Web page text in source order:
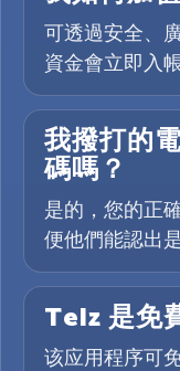
可透過安全、
資金會立即入帳
我撥打的
碼嗎？
是的，您的正
便他們能認出
Telz 是免
该应用程序可